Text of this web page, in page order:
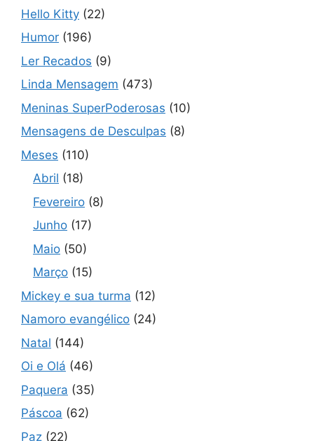
Hello Kitty (22)
Humor (196)
Ler Recados (9)
Linda Mensagem (473)
Meninas SuperPoderosas (10)
Mensagens de Desculpas (8)
Meses (110)
Abril (18)
Fevereiro (8)
Junho (17)
Maio (50)
Março (15)
Mickey e sua turma (12)
Namoro evangélico (24)
Natal (144)
Oi e Olá (46)
Paquera (35)
Páscoa (62)
Paz (22)